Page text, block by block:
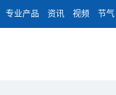
专业产品 资讯 视频 节气